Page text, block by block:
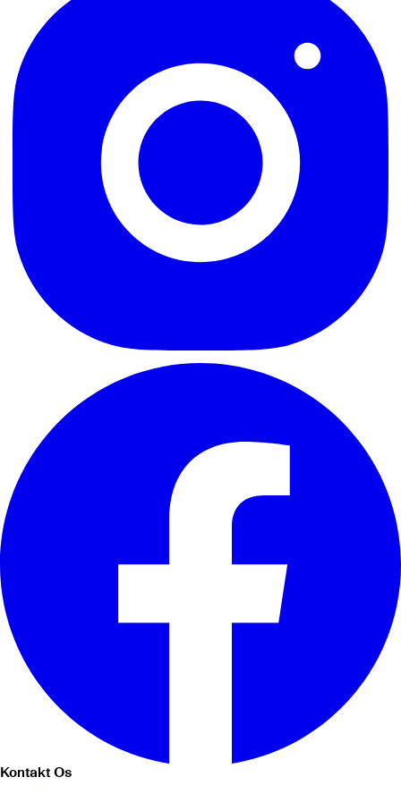
Kontakt Os